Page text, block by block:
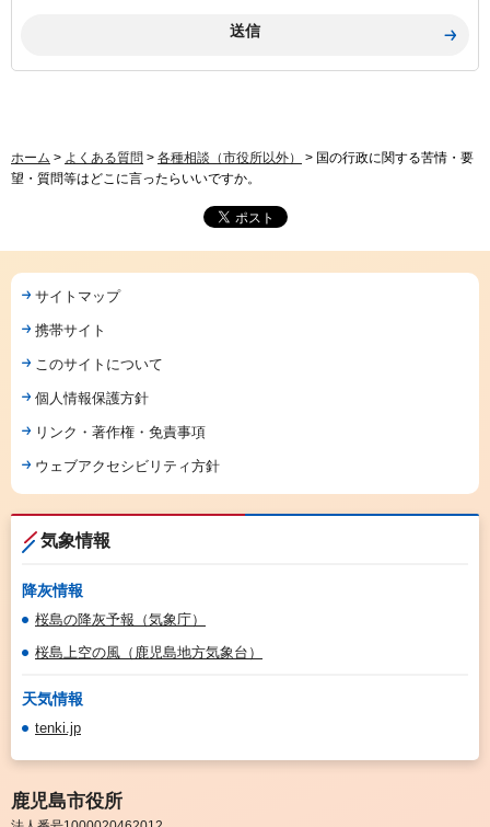
ホーム > よくある質問 > 各種相談（市役所以外）
> 国の行政に関する苦情・要
望・質問等はどこに言ったらいいですか。
サイトマップ
携帯サイト
このサイトについて
個人情報保護方針
リンク・著作権・免責事項
ウェブアクセシビリティ方針
気象情報
降灰情報
桜島の降灰予報（気象庁）
桜島上空の風（鹿児島地方気象台）
天気情報
tenki.jp
鹿児島市役所